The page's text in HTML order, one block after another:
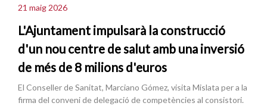
21 maig 2026
L'Ajuntament impulsarà la construcció
d'un nou centre de salut amb una inversió
de més de 8 milions d'euros
El Conseller de Sanitat, Marciano Gómez, visita Mislata per a la
firma del conveni de delegació de competències al consistori.